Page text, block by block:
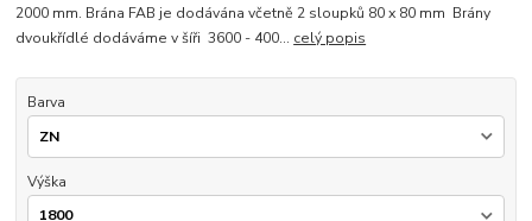
2000 mm. Brána FAB je dodávána včetně 2 sloupků 80 x 80 mm Brány
dvoukřídlé dodáváme v šíři 3600 - 400... celý popis
Barva
Výška